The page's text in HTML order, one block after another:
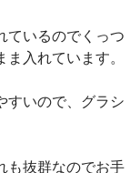
ているのでくっつ
入れています。
すいので、グラシ
も抜群なのでお手